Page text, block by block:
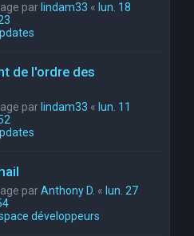
par lindam33 « lun. 18
de l'ordre des
par lindam33 « lun. 11
parAnthony D. « lun. 27
développeurs